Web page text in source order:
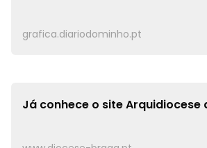
grafica.diariodominho.pt
Já conhece o siteArquidiocese